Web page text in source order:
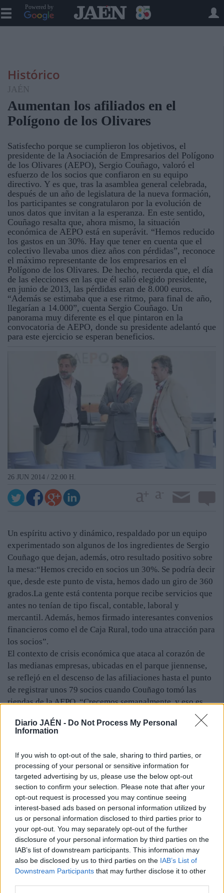
Diario JAÉN - Do Not Process My Personal
Information
If you wish to opt-out of the sale, sharing to third parties, or
processing of your personal or sensitive information for
targeted advertising by us, please use the below opt-out
section to confirm your selection. Please note that after your
opt-out request is processed you may continue seeing
interest-based ads based on personal information utilized by
us or personal information disclosed to third parties prior to
your opt-out. You may separately opt-out of the further
disclosure of your personal information by third parties on the
IAB’s list of downstream participants. This information may
also be disclosed by us to third parties on the IAB’s List of
Downstream Participants that may further disclose it to other
Powered by
Histórico
JAÉN
Aumentan los afiliados en el
Polígono de los Olivares
Satisfecho porque se cumplieron los objetivos, el
presidente de la Asociación de Empresarios del Polígono
de los Olivares (AEPO), Sergio Couñago, valoró el
esfuerzo de los socios que confiaron en su equipo
directivo. Y es que, tras la asamblea general celebrada,
después de un año de legislatura de la nueva formación,
los participantes se congratularon por la evolución de
unos datos que invitan a la esperanza. En este sentido,
Couñago resalta que, ahora mismo, la situación
económica de AEPO está en superávit. “Hemos reducido
los gastos en un 30%. Hay que tener en cuenta que el
colectivo llevaba unos diez años con pérdidas”, reconoce
el máximo representante de los empresarios en el
Polígono de los Olivares. De hecho, recuerda que, el día
de las elecciones en las que él salió elegido presidente,
en junio de 2013, las pérdidas eran de 8.000 euros.
“Además se estimaba que a ese ritmo, para final de año,
llegarían a 14.000”, cuenta Sergio Couñago. Un
panorama muy diferente es el que pintaron en la
convocatoria de AEPO, donde su presidente adelantó que
para este ejercicio se esperan beneficios.
26 JUN 2014 / 22:00 H.
Un espíritu activo y dinámico, respaldado por un equipo
experimentado son algunos de los ingredientes de Sergio
Couñago que dejan, además, otro resultado positivo sobre
la mesa:“Hemos crecido en socios un 30%. Se podría decir
que, desde este punto de vista, hemos dado un giro de 360
grados.La gente está contenta porque recibe servicios que
antes no tenían de tipo fiscal, contable, laboral y
mercantil. Además, hemos firmado interesantes convenios
financieros como el de Caja Rural, todo una atracción para
los socios”.
El contexto de crisis económica que ataca al corazón de
las medianas empresas, ubicadas en el parque jiennense,
se reflejó en el descenso de las afiliaciones hasta el punto
de registrar unos 79 socios cuando Couñago tomó las
riendas de la AEPO. “Crecemos semanalmente, y eso es
empresas que no están ubicadas en el polígono”, apunta
que pagar una cuota y no veía beneficio alguno”. El reto
para final de año:“Trabajar para que esté afiliado un 80 o
90% de los empresarios del Polígono de los Olivares”.
En la asamblea los socios trasladaron su preocupación de
limpieza y la falta de seguridad por el asentamiento de
rumanos.